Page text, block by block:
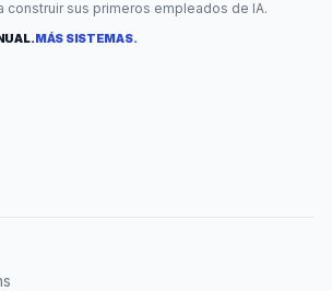
construir sus primeros empleados de IA.
MÁS SISTEMAS.